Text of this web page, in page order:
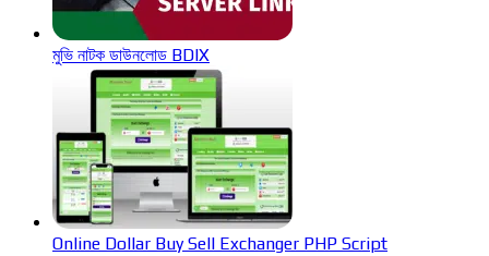
মুভি নাটক ডাউনলোড BDIX
Online Dollar Buy Sell Exchanger PHP Script